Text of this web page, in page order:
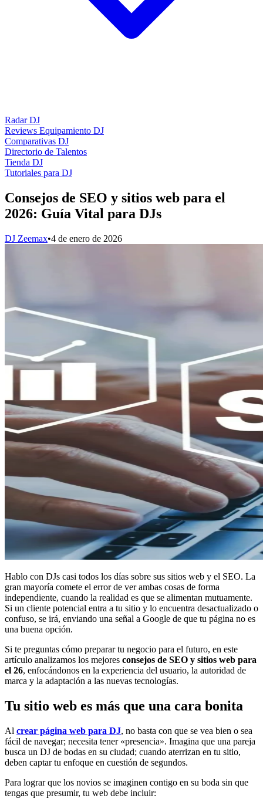
Radar DJ
Reviews Equipamiento DJ
Comparativas DJ
Directorio de Talentos
Tienda DJ
Tutoriales para DJ
Consejos de SEO y sitios web para el
2026: Guía Vital para DJs
DJ Zeemax•4 de enero de 2026
Hablo con DJs casi todos los días sobre sus sitios web y el SEO. La
gran mayoría comete el error de ver ambas cosas de forma
independiente, cuando la realidad es que se alimentan mutuamente.
Si un cliente potencial entra a tu sitio y lo encuentra desactualizado o
confuso, se irá, enviando una señal a Google de que tu página no es
una buena opción.
Si te preguntas cómo preparar tu negocio para el futuro, en este
artículo analizamos los mejores consejos de SEO y sitios web para
el 26, enfocándonos en la experiencia del usuario, la autoridad de
marca y la adaptación a las nuevas tecnologías.
Tu sitio web es más que una cara bonita
Al crear página web para DJ, no basta con que se vea bien o sea
fácil de navegar; necesita tener «presencia». Imagina que una pareja
busca un DJ de bodas en su ciudad; cuando aterrizan en tu sitio,
deben captar tu enfoque en cuestión de segundos.
Para lograr que los novios se imaginen contigo en su boda sin que
tengas que presumir, tu web debe incluir: